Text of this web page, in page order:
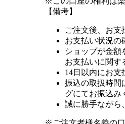
【備考】
ご注文後、お支
お支払い状況の
ショップが金額
お支払いに関す
14日以内にお支
振込の取扱時間
グにてお振込み
誠に勝手ながら